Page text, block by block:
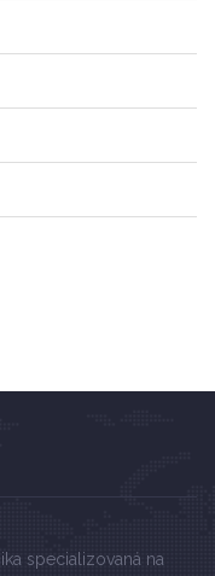
specializovaná na